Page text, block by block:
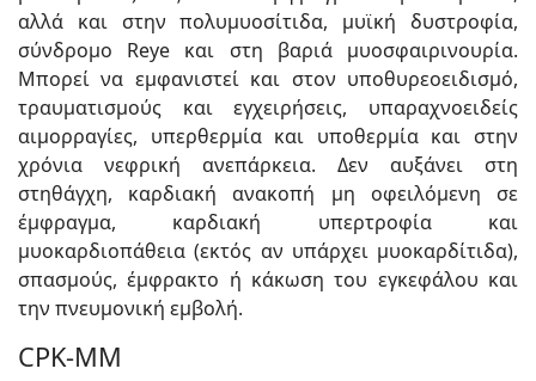
αλλά και στην πολυμυοσίτιδα, μυϊκή δυστροφία,
σύνδρομο Reye και στη βαριά μυοσφαιρινουρία.
Μπορεί να εμφανιστεί και στον υποθυρεοειδισμό,
τραυματισμούς και εγχειρήσεις, υπαραχνοειδείς
αιμορραγίες, υπερθερμία και υποθερμία και στην
χρόνια νεφρική ανεπάρκεια. Δεν αυξάνει στη
στηθάγχη, καρδιακή ανακοπή μη οφειλόμενη σε
έμφραγμα, καρδιακή υπερτροφία και
μυοκαρδιοπάθεια (εκτός αν υπάρχει μυοκαρδίτιδα),
σπασμούς, έμφρακτο ή κάκωση του εγκεφάλου και
την πνευμονική εμβολή.
CPK-MM